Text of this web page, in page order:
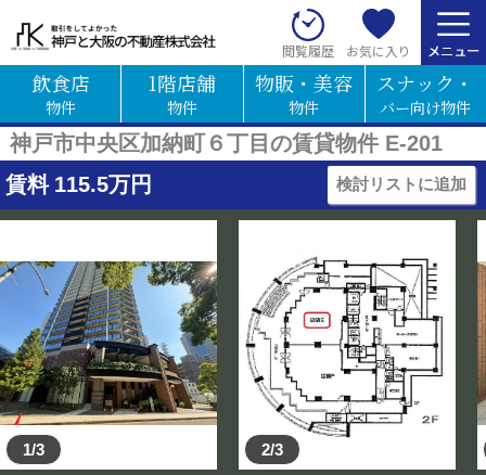
閲覧履歴 お気に入り
飲食店
物件
1階店舗
物件
物販・美容
物件
スナック・
バー向け物件
神戸市中央区加納町６丁目の賃貸物件 E-201
賃料 115.5万円 検討リストに追加
1/3 2/3